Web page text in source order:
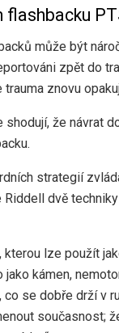
flashbacku
může být
zpět do
znovu
shodují, že návrat
strategií
dvě
kterou lze použít
jako kámen,
co se dobře drží v
současnost;